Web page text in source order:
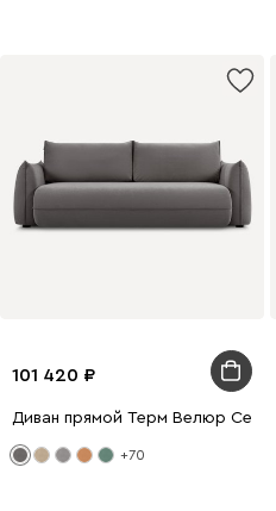
101 420
Диван прямой Терм Велюр Серый
+70